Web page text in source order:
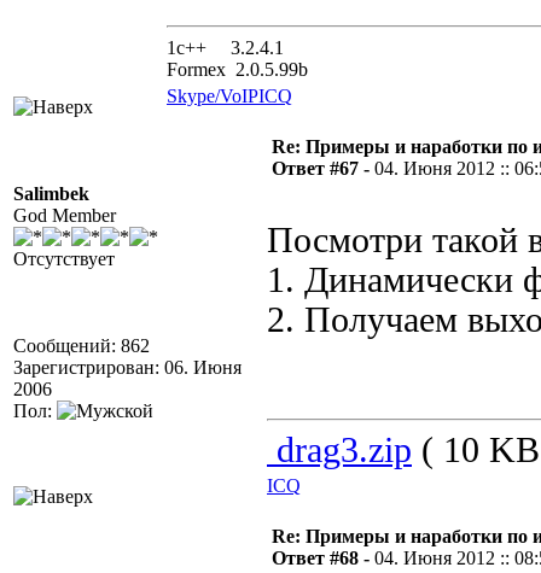
1с++ 3.2.4.1
Formex 2.0.5.99b
Skype/VoIPICQ
Salimbek
God Member
Отсутствует
Сообщений: 862
Зарегистрирован: 06. Июня
2006
Пол:
Re: Примеры и наработки по
Ответ #67 - 04. Июня 2012 ::
Посмотри такой
1. Динамически
2. Получаем
drag3.zip ( 10
ICQ
Re: Примеры и наработки по
Ответ #68 - 04. Июня 2012 ::